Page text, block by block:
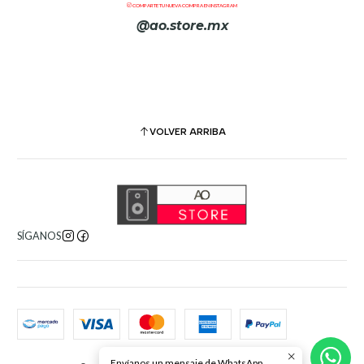
guiarán con naturalidad tus dedos para que puedas controlarlo
COMPARTE TU NUEVA COMPRA EN INSTAGRAM
@ao.store.mx
VOLVER ARRIBA
SÍGANOS